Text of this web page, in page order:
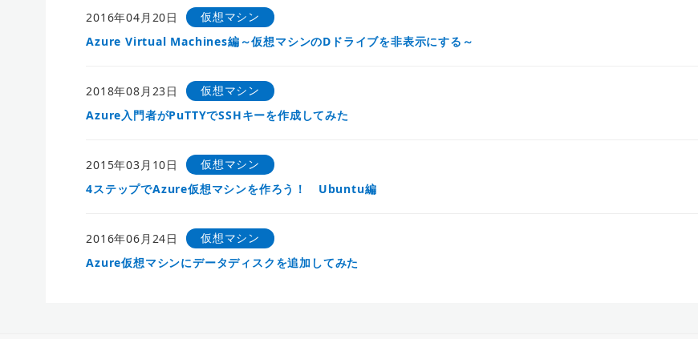
2016年04月20日
仮想マシン
Azure Virtual Machines編～仮想マシンのDドライブを非表示にする～
2018年08月23日
仮想マシン
Azure入門者がPuTTYでSSHキーを作成してみた
2015年03月10日
仮想マシン
4ステップでAzure仮想マシンを作ろう！ Ubuntu編
2016年06月24日
仮想マシン
Azure仮想マシンにデータディスクを追加してみた